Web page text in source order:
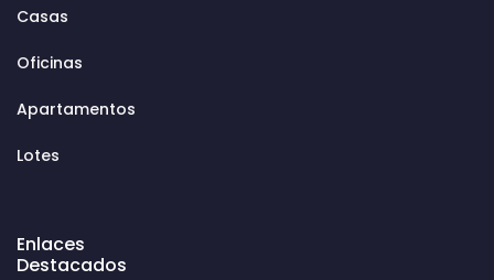
Casas
Oficinas
Apartamentos
Lotes
Enlaces
Destacados